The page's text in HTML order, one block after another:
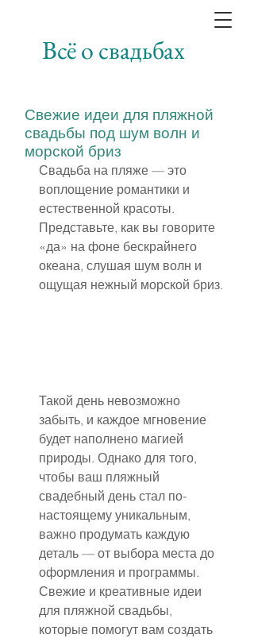
Всё о свадьбах
Свежие идеи для пляжной
свадьбы под шум волн и
морской бриз
Свадьба на пляже — это
воплощение романтики и
естественной красоты.
Представьте, как вы говорите
«да» на фоне бескрайнего
океана, слушая шум волн и
ощущая нежный морской бриз.
Такой день невозможно
забыть, и каждое мгновение
будет наполнено магией
природы. Однако для того,
чтобы ваш пляжный
свадебный день стал по-
настоящему уникальным,
важно продумать каждую
деталь — от выбора места до
оформления и программы.
Свежие и креативные идеи
для пляжной свадьбы,
которые помогут вам создать